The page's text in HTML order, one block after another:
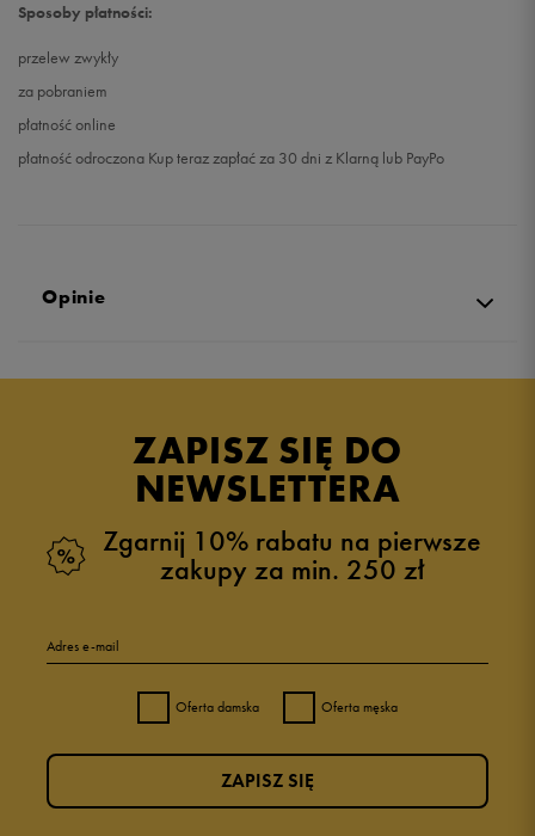
Sposoby płatności:
przelew zwykły
za pobraniem
płatność online
płatność odroczona Kup teraz zapłać za 30 dni z Klarną lub PayPo
Opinie
ZAPISZ SIĘ DO
NEWSLETTERA
Zgarnij 10% rabatu na pierwsze
zakupy za min. 250 zł
Adres e-mail
Oferta damska Oferta męska
ZAPISZ SIĘ